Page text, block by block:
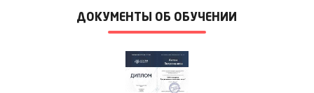
ДОКУМЕНТЫ ОБ ОБУЧЕНИИ